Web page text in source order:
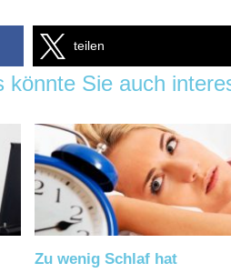
teilen
könnte Sie auch
Zu wenig Schlaf hat